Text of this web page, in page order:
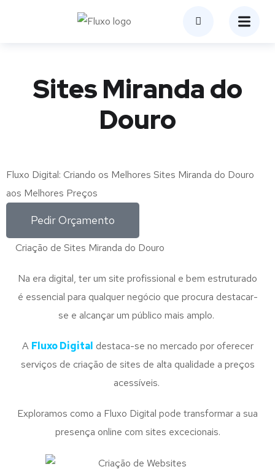
Sites Miranda do
Douro
Fluxo Digital: Criando os Melhores Sites Miranda do Douro
aos Melhores Preços
Pedir Orçamento
Criação de Sites Miranda do Douro
Na era digital, ter um site profissional e bem estruturado
é essencial para qualquer negócio que procura destacar-
se e alcançar um público mais amplo.
A Fluxo Digital destaca-se no mercado por oferecer
serviços de criação de sites de alta qualidade a preços
acessíveis.
Exploramos como a Fluxo Digital pode transformar a sua
presença online com sites excecionais.